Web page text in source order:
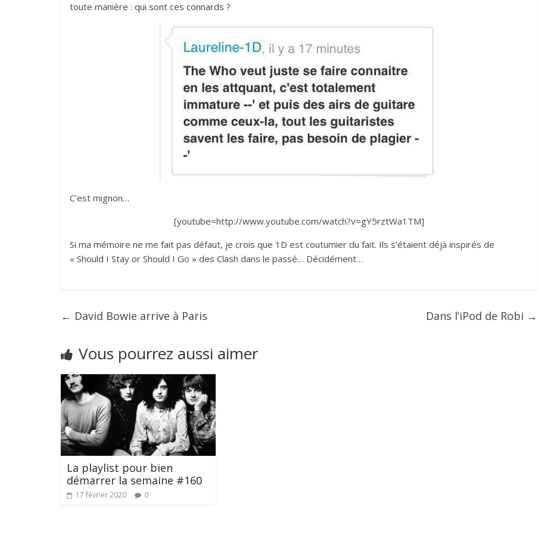
toute manière : qui sont ces connards ?
C’est mignon…
[youtube=http://www.youtube.com/watch?v=gY5rztWa1TM]
Si ma mémoire ne me fait pas défaut, je crois que 1D est coutumier du fait. Ils s’étaient déjà inspirés de
« Should I Stay or Should I Go » des Clash dans le passé… Décidément…
← David Bowie arrive à Paris Dans l’iPod de Robi →
Vous pourrez aussi aimer
La playlist pour bien
démarrer la semaine #160
17 février 2020 0